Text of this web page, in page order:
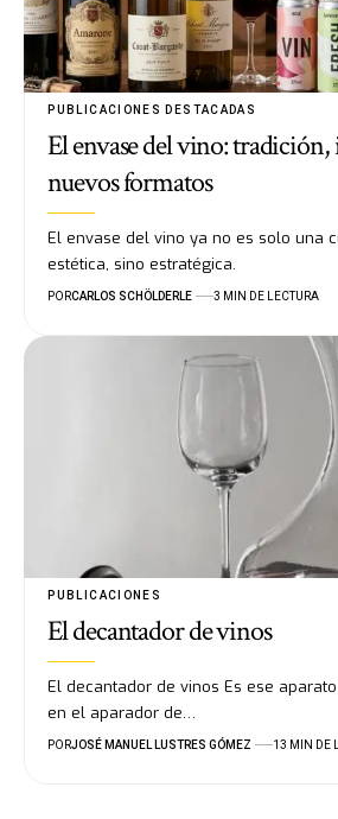
PUBLICACIONES DESTACADAS
El envase del vino:
nuevos formatos
El envase del vino ya no es solo una
estética, sino estratégica.
PORCARLOS SCHÖLDERLE 3 MIN DE LECTURA
PUBLICACIONES
El decantador de vinos
El decantador de vinos Es ese
en el aparador de…
PORJOSÉ MANUEL LUSTRES GÓMEZ 13 MIN DE